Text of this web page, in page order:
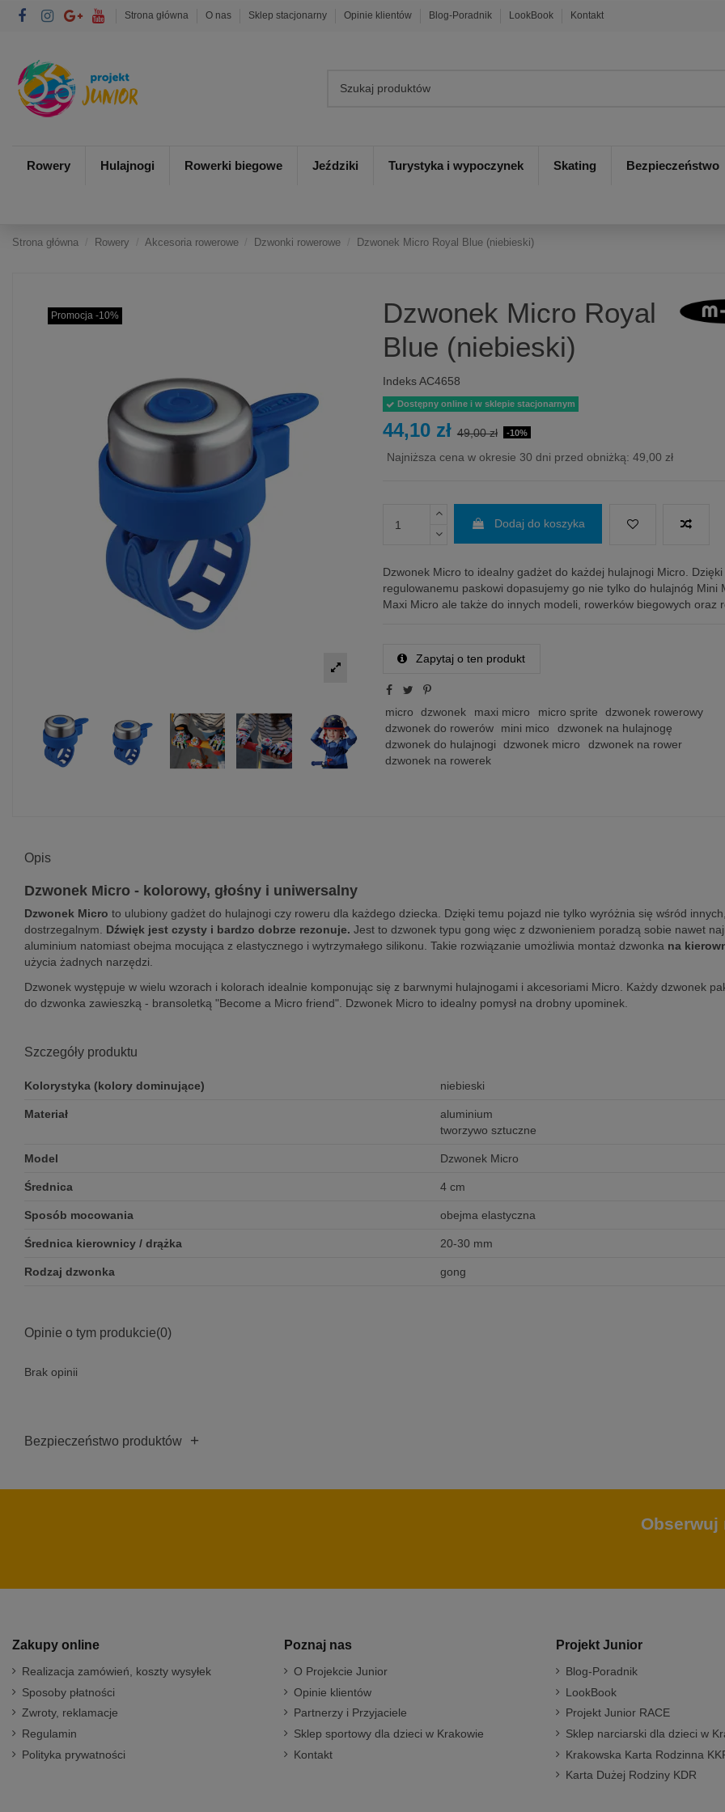
Strona główna O nas Sklep stacjonarny Opinie klientów Blog-Poradnik LookBook Kontakt
Rowery Hulajnogi Rowerki biegowe Jeździki Turystyka i wypoczynek Skating Bezpieczeństwo
Strona główna Rowery Akcesoria rowerowe Dzwonki rowerowe Dzwonek Micro Royal Blue (niebieski)
Promocja -10%
Dzwonek Micro Royal
Blue (niebieski)
IndeksAC4658
Dostępny online i w sklepie stacjonarnym
44,10 zł 49,00 zł -10%
Najniższa cena w okresie 30 dni przed obniżką: 49,00 zł
Dodaj do koszyka
Dzwonek Micro to idealny gadżet do każdej hulajnogi Micro. Dzięki
regulowanemu paskowi dopasujemy go nie tylko do hulajnóg Mini
Maxi Micro ale także do innych modeli, rowerków biegowych oraz
Zapytaj o ten produkt
micro dzwonek maxi micro micro sprite
dzwonek rowerowy
dzwonek do rowerów
mini mico
dzwonek na hulajnogę
dzwonek do hulajnogi
dzwonek micro
dzwonek na rower
dzwonek na rowerek
Opis
Dzwonek Micro - kolorowy, głośny i uniwersalny
Dzwonek Micro to ulubiony gadżet do hulajnogi czy roweru dla każdego dziecka. Dzięki temu pojazd nie tylko wyróżnia się wśród
dostrzegalnym. Dźwięk jest czysty i bardzo dobrze rezonuje. Jest to dzwonek typu gong więc z dzwonieniem poradzą sobie nawet
aluminium natomiast obejma mocująca z elastycznego i wytrzymałego silikonu. Takie rozwiązanie umożliwia montaż dzwonka na
użycia żadnych narzędzi.
Dzwonek występuje w wielu wzorach i kolorach idealnie komponując się z barwnymi hulajnogami i akcesoriami Micro. Każdy dzwonek
do dzwonka zawieszką - bransoletką "Become a Micro friend". Dzwonek Micro to idealny pomysł na drobny upominek.
Szczegóły produktu
Kolorystyka (kolory dominujące) niebieski
Materiał
aluminium
tworzywo sztuczne
Model Dzwonek Micro
Średnica 4 cm
Sposób mocowania obejma elastyczna
Średnica kierownicy / drążka 20-30 mm
Rodzaj dzwonka gong
Opinie o tym produkcie(0)
Brak opinii
Bezpieczeństwo produktów +
Obserwuj
Zakupy online
Realizacja zamówień, koszty wysyłek
Sposoby płatności
Zwroty, reklamacje
Regulamin
Polityka prywatności
Poznaj nas
O Projekcie Junior
Opinie klientów
Partnerzy i Przyjaciele
Sklep sportowy dla dzieci w Krakowie
Kontakt
Projekt Junior
Blog-Poradnik
LookBook
Projekt Junior RACE
Sklep narciarski dla dzieci w
Krakowska Karta Rodzinna
Karta Dużej Rodziny KDR